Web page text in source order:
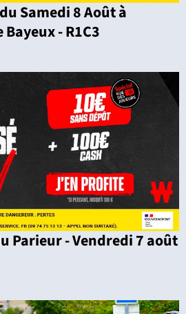
Samedi 8 Août à
- R1C3
Parieur - Vendredi 7 août